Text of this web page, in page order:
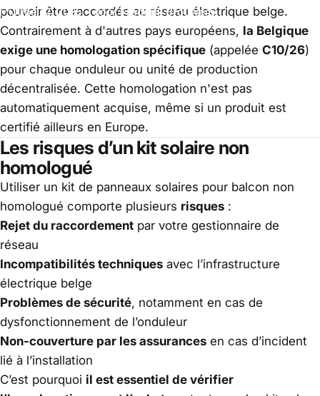
June 12, 2025 doorFrederik Brouwers
pouvoir être raccordés au réseau électrique belge.
Contrairement à d'autres pays européens, la Belgique
exige une homologation spécifique (appelée C10/26)
pour chaque onduleur ou unité de production
décentralisée. Cette homologation n'est pas
automatiquement acquise, même si un produit est
certifié ailleurs en Europe.
Les risques d’un kit solaire non
homologué
Utiliser un kit de panneaux solaires pour balcon non
homologué comporte plusieurs risques :
Rejet du raccordement par votre gestionnaire de
réseau
Incompatibilités techniques avec l’infrastructure
électrique belge
Problèmes de sécurité, notamment en cas de
dysfonctionnement de l’onduleur
Non-couverture par les assurances en cas d’incident
lié à l’installation
C’est pourquoi il est essentiel de vérifier